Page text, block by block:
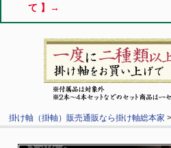
て 】→
掛け軸（掛軸）販売通販なら掛け軸総本家